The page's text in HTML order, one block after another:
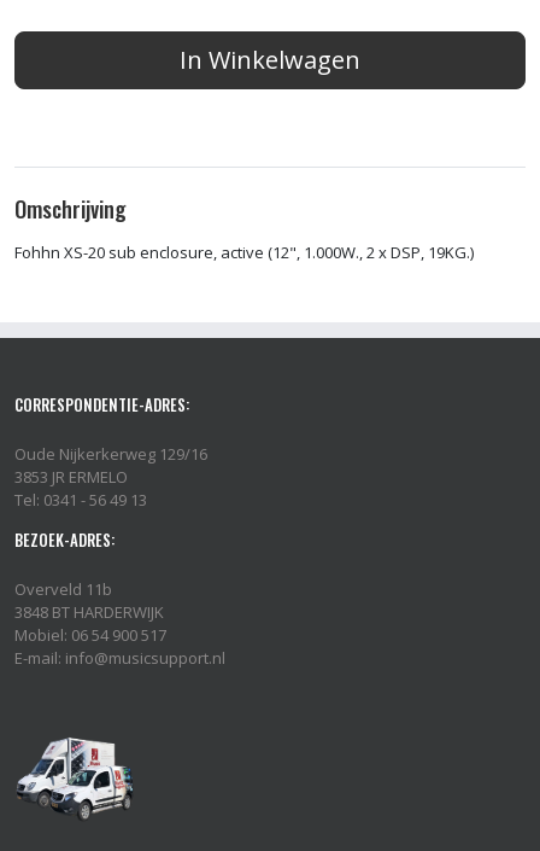
In Winkelwagen
Omschrijving
Fohhn XS-20 sub enclosure, active (12", 1.000W., 2 x DSP, 19KG.)
CORRESPONDENTIE-ADRES:
Oude Nijkerkerweg 129/16
3853 JR ERMELO
Tel: 0341 - 56 49 13
BEZOEK-ADRES:
Overveld 11b
3848 BT HARDERWIJK
Mobiel: 06 54 900 517
E-mail: info@musicsupport.nl